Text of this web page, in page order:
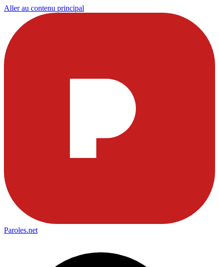
Aller au contenu principal
Paroles.net